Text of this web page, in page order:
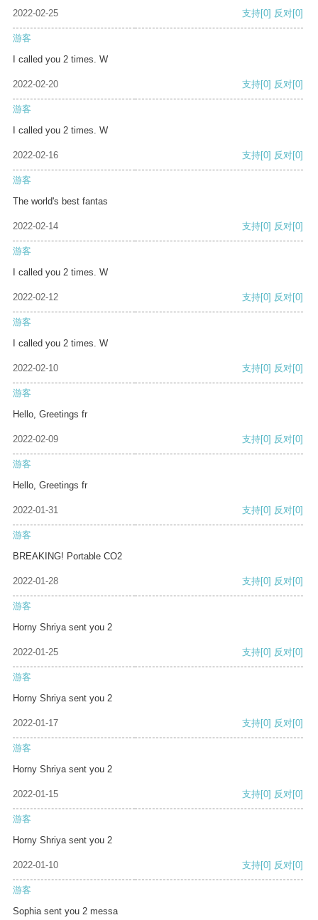
2022-02-25 支持[0] 反对[0]
游客
I called you 2 times. W
2022-02-20 支持[0] 反对[0]
游客
I called you 2 times. W
2022-02-16 支持[0] 反对[0]
游客
The world's best fantas
2022-02-14 支持[0] 反对[0]
游客
I called you 2 times. W
2022-02-12 支持[0] 反对[0]
游客
I called you 2 times. W
2022-02-10 支持[0] 反对[0]
游客
Hello, Greetings fr
2022-02-09 支持[0] 反对[0]
游客
Hello, Greetings fr
2022-01-31 支持[0] 反对[0]
游客
BREAKING! Portable CO2
2022-01-28 支持[0] 反对[0]
游客
Horny Shriya sent you 2
2022-01-25 支持[0] 反对[0]
游客
Horny Shriya sent you 2
2022-01-17 支持[0] 反对[0]
游客
Horny Shriya sent you 2
2022-01-15 支持[0] 反对[0]
游客
Horny Shriya sent you 2
2022-01-10 支持[0] 反对[0]
游客
Sophia sent you 2 messa